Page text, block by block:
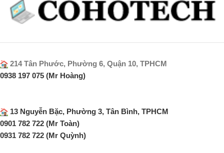
214 Tân Phước, Phường 6, Quận 10, TPHCM
0938 197 075 (Mr Hoàng)
13 Nguyễn Bặc, Phường 3, Tân Bình, TPHCM
0901 782 722 (Mr Toàn)
0931 782 722 (Mr Quỳnh)